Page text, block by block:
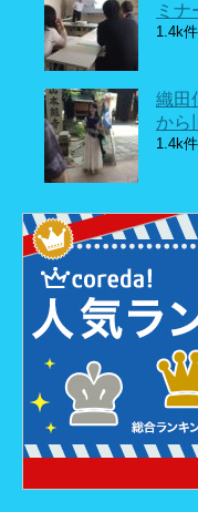
ミナ
1.4k
織田
から
1.4k